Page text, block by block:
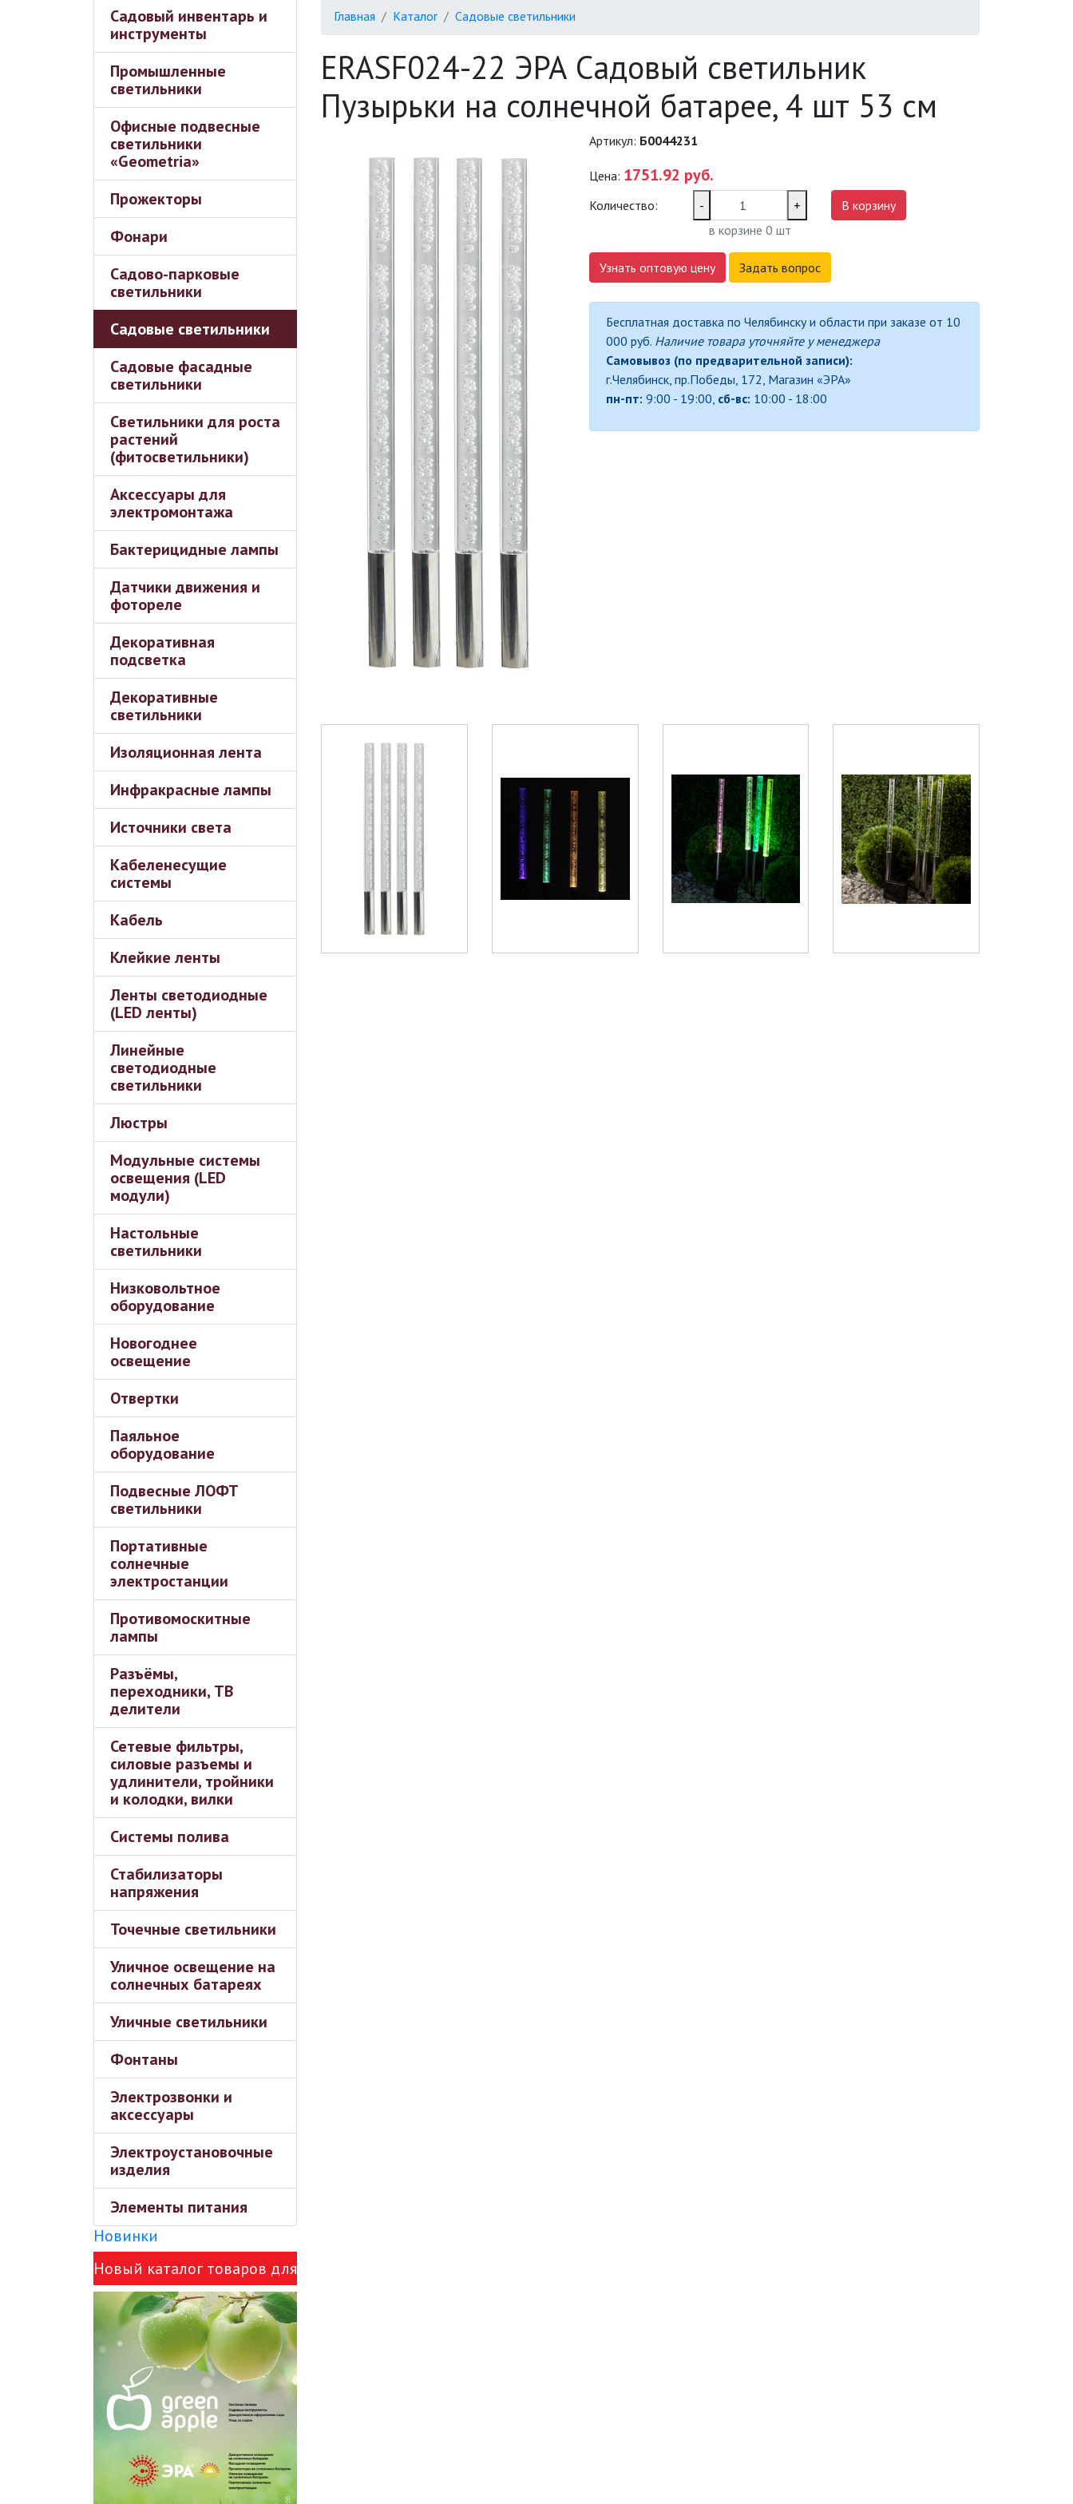
Садовый инвентарь и
инструменты
Промышленные
светильники
Офисные подвесные
светильники
«Geometria»
Прожекторы
Фонари
Садово-парковые
светильники
Садовые светильники
Садовые фасадные
светильники
Светильники для роста
растений
(фитосветильники)
Аксессуары для
электромонтажа
Бактерицидные лампы
Датчики движения и
фотореле
Декоративная
подсветка
Декоративные
светильники
Изоляционная лента
Инфракрасные лампы
Источники света
Кабеленесущие
системы
Кабель
Клейкие ленты
Ленты светодиодные
(LED ленты)
Линейные
светодиодные
светильники
Люстры
Модульные системы
освещения (LED
модули)
Настольные
светильники
Низковольтное
оборудование
Новогоднее
освещение
Отвертки
Паяльное
оборудование
Подвесные ЛОФТ
светильники
Портативные
солнечные
электростанции
Противомоскитные
лампы
Разъёмы,
переходники, ТВ
делители
Сетевые фильтры,
силовые разъемы и
удлинители, тройники
и колодки, вилки
Системы полива
Стабилизаторы
напряжения
Точечные светильники
Уличное освещение на
солнечных батареях
Уличные светильники
Фонтаны
Электрозвонки и
аксессуары
Электроустановочные
изделия
Элементы питания
Новинки
Новый каталог товаров для
сада Green Apple и ЭРА!
Главная Каталог Садовые светильники
ERASF024-22 ЭРА Садовый светильник
Пузырьки на солнечной батарее, 4 шт 53 см
Артикул: Б0044231
Цена: 1751.92 руб.
Количество: -
+
в корзине 0 шт
В корзину
Узнать оптовую цену Задать вопрос
Бесплатная доставка по Челябинску и области при заказе от 10
000 руб. Наличие товара уточняйте у менеджера
Самовывоз (по предварительной записи):
г.Челябинск, пр.Победы, 172, Магазин «ЭРА»
пн-пт: 9:00 - 19:00, сб-вс: 10:00 - 18:00